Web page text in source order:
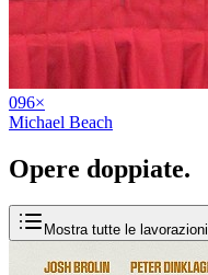
096×
Michael Beach
Opere doppiate.
Mostra tutte le lavorazioni